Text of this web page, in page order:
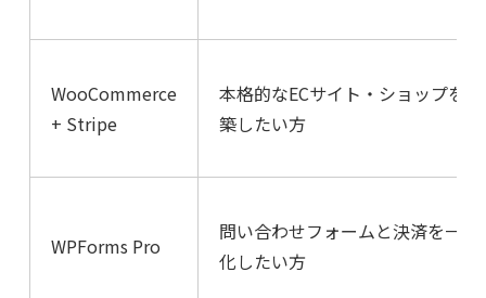
WooCommerce
+ Stripe
本格的なECサイト・ショップを構
築したい方
WPForms Pro
問い合わせフォームと決済を一体
化したい方